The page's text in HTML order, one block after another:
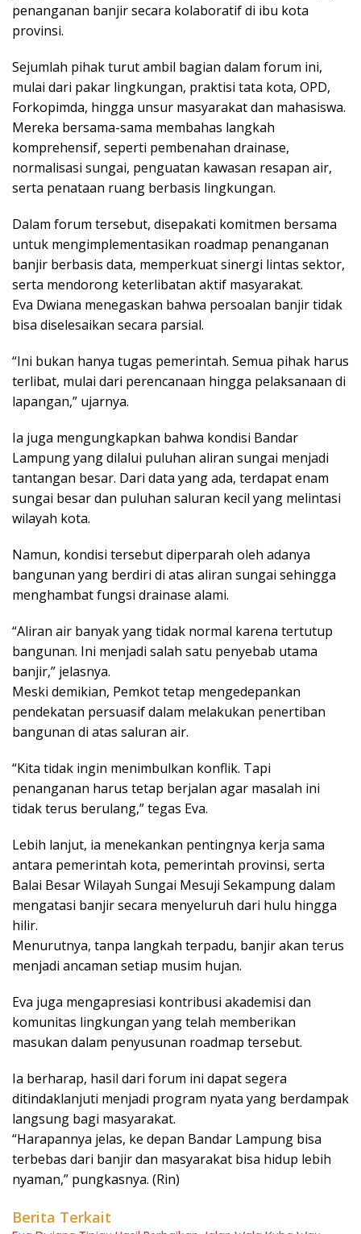
penanganan banjir secara kolaboratif di ibu kota
provinsi.
Sejumlah pihak turut ambil bagian dalam forum ini,
mulai dari pakar lingkungan, praktisi tata kota, OPD,
Forkopimda, hingga unsur masyarakat dan mahasiswa.
Mereka bersama-sama membahas langkah
komprehensif, seperti pembenahan drainase,
normalisasi sungai, penguatan kawasan resapan air,
serta penataan ruang berbasis lingkungan.
Dalam forum tersebut, disepakati komitmen bersama
untuk mengimplementasikan roadmap penanganan
banjir berbasis data, memperkuat sinergi lintas sektor,
serta mendorong keterlibatan aktif masyarakat.
Eva Dwiana menegaskan bahwa persoalan banjir tidak
bisa diselesaikan secara parsial.
“Ini bukan hanya tugas pemerintah. Semua pihak harus
terlibat, mulai dari perencanaan hingga pelaksanaan di
lapangan,” ujarnya.
Ia juga mengungkapkan bahwa kondisi Bandar
Lampung yang dilalui puluhan aliran sungai menjadi
tantangan besar. Dari data yang ada, terdapat enam
sungai besar dan puluhan saluran kecil yang melintasi
wilayah kota.
Namun, kondisi tersebut diperparah oleh adanya
bangunan yang berdiri di atas aliran sungai sehingga
menghambat fungsi drainase alami.
“Aliran air banyak yang tidak normal karena tertutup
bangunan. Ini menjadi salah satu penyebab utama
banjir,” jelasnya.
Meski demikian, Pemkot tetap mengedepankan
pendekatan persuasif dalam melakukan penertiban
bangunan di atas saluran air.
“Kita tidak ingin menimbulkan konflik. Tapi
penanganan harus tetap berjalan agar masalah ini
tidak terus berulang,” tegas Eva.
Lebih lanjut, ia menekankan pentingnya kerja sama
antara pemerintah kota, pemerintah provinsi, serta
Balai Besar Wilayah Sungai Mesuji Sekampung dalam
mengatasi banjir secara menyeluruh dari hulu hingga
hilir.
Menurutnya, tanpa langkah terpadu, banjir akan terus
menjadi ancaman setiap musim hujan.
Eva juga mengapresiasi kontribusi akademisi dan
komunitas lingkungan yang telah memberikan
masukan dalam penyusunan roadmap tersebut.
Ia berharap, hasil dari forum ini dapat segera
ditindaklanjuti menjadi program nyata yang berdampak
langsung bagi masyarakat.
“Harapannya jelas, ke depan Bandar Lampung bisa
terbebas dari banjir dan masyarakat bisa hidup lebih
nyaman,” pungkasnya. (Rin)
Berita Terkait